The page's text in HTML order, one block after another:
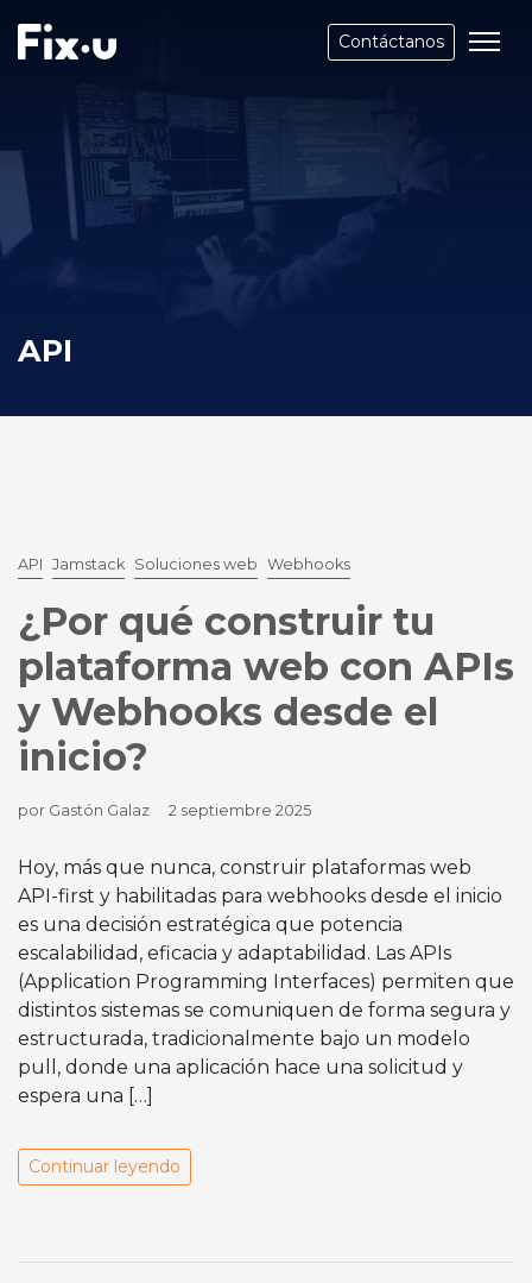
Contáctanos
API
API Jamstack Soluciones web Webhooks
¿Por qué construir tu
plataforma web con APIs
y Webhooks desde el
inicio?
por Gastón Galaz 2 septiembre 2025
Hoy, más que nunca, construir plataformas web
API-first y habilitadas para webhooks desde el inicio
es una decisión estratégica que potencia
escalabilidad, eficacia y adaptabilidad. Las APIs
(Application Programming Interfaces) permiten que
distintos sistemas se comuniquen de forma segura y
estructurada, tradicionalmente bajo un modelo
pull, donde una aplicación hace una solicitud y
espera una […]
Continuar leyendo